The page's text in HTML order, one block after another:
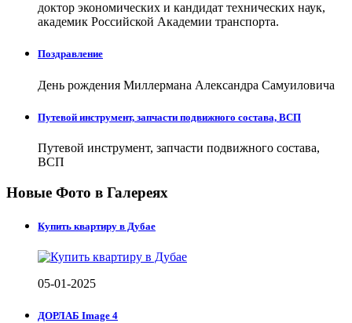
доктор экономических и кандидат технических наук,
академик Российской Академии транспорта.
Поздравление
День рождения Миллермана Александра Самуиловича
Путевой инструмент, запчасти подвижного состава, ВСП
Путевой инструмент, запчасти подвижного состава,
ВСП
Новые Фото в Галереях
Купить квартиру в Дубае
05-01-2025
ДОРЛАБ Image 4